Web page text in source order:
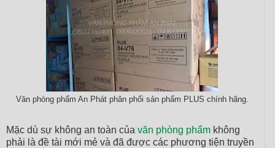
Văn phòng phẩm An Phát phân phối sản phẩm PLUS chính hãng.
Mặc dù sự không an toàn của văn phòng phẩm không
phải là đề tài mới mẻ và đã được các phương tiện truyền